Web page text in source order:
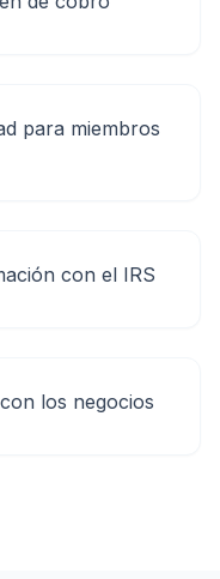
para miembros
con el IRS
los negocios